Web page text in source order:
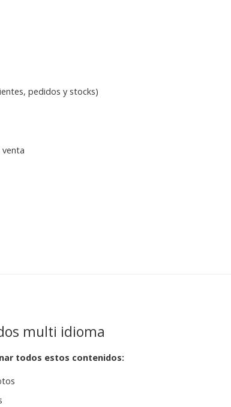
pedidos y stocks)
venta
multi idioma
todos estos contenidos: